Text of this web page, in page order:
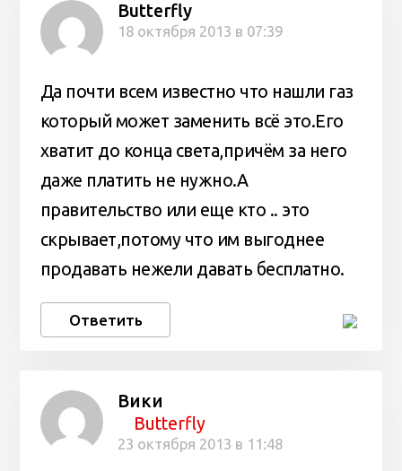
Butterfly
18 октября 2013 в 07:39
Да почти всем известно что нашли газ
который может заменить всё это.Его
хватит до конца света,причём за него
даже платить не нужно.А
правительство или еще кто .. это
скрывает,потому что им выгоднее
продавать нежели давать бесплатно.
Ответить
Вики
Butterfly
23 октября 2013 в 11:48